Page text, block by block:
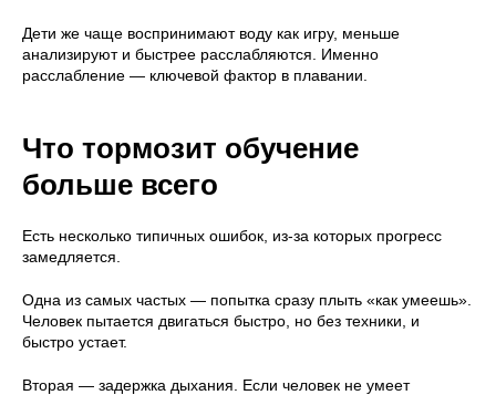
Дети же чаще воспринимают воду как игру, меньше
анализируют и быстрее расслабляются. Именно
расслабление — ключевой фактор в плавании.
Что тормозит обучение
больше всего
Есть несколько типичных ошибок, из-за которых прогресс
замедляется.
Одна из самых частых — попытка сразу плыть «как умеешь».
Человек пытается двигаться быстро, но без техники, и
быстро устает.
Вторая — задержка дыхания. Если человек не умеет